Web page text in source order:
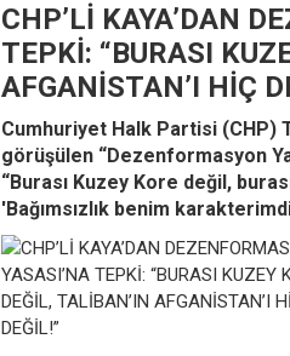
CHP’Lİ KAYA’DAN
TEPKİ: “BURASI
AFGANİSTAN’I HİÇ
Cumhuriyet Halk Partisi (CHP)
görüşülen “Dezenformasyon
“Burası Kuzey Kore değil,
'Bağımsızlık benim